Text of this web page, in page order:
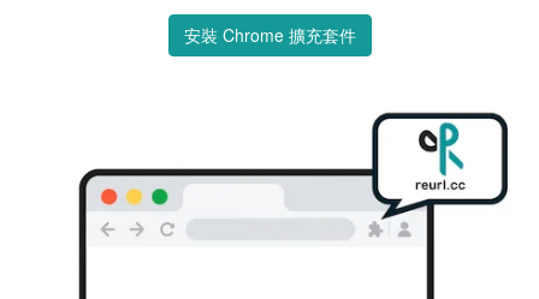
安裝 Chrome 擴充套件